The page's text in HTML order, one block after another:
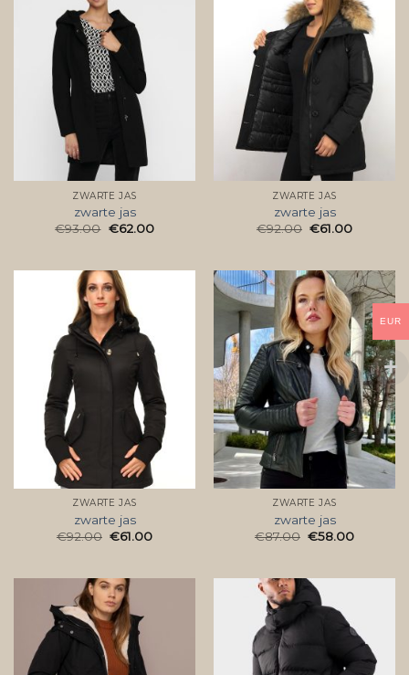
ZWARTE JAS
zwarte jas
€93.00 €62.00
ZWARTE JAS
zwarte jas
€92.00 €61.00
ZWARTE JAS
zwarte jas
€92.00 €61.00
ZWARTE JAS
zwarte jas
€87.00 €58.00
EUR